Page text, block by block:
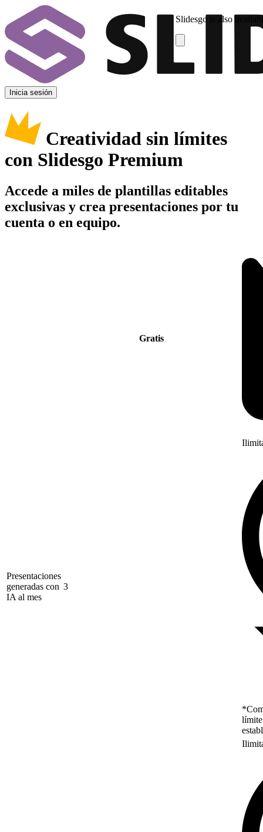
Slidesgo is also
Inicia sesión
Creatividad sin límites
con Slidesgo Premium
Accede a miles de plantillas editables
exclusivas y crea presentaciones por tu
cuenta o en equipo.
Gratis
Presentaciones
generadas con
IA al mes
3